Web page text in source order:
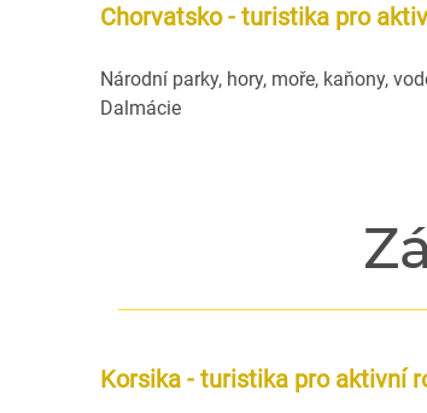
Chorvatsko - turistika pro
Národní parky, hory, moře, kaňony,
Dalmácie
Korsika - turistika pro aktivní